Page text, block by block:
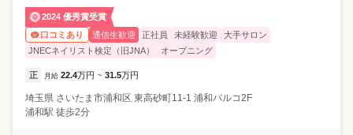
2024 優秀賞受賞
口コミあり
通信生歓迎 正社員 未経験歓迎
大手サロン
JNECネイリスト検定（旧JNA）
オープニング
正 月給 22.4万円 ~ 31.5万円
埼玉県 さいたま市浦和区 東高砂町11-1 浦和パルコ2F
浦和駅 徒歩2分